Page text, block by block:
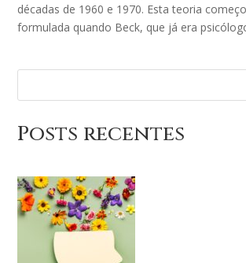
décadas de 1960 e 1970. Esta teoria
formulada quando Beck, que já era
Posts recentes